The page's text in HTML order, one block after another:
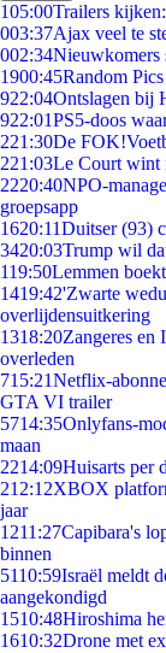
105:00Trailers
003:37Ajax veel te
002:34Nieuwkomers
1900:45Random
922:04Ontslagen bij
922:01PS5-doos
221:30De
221:03Le Court wint
2220:40NPO-
groepsapp
1620:11Duitser (93)
3420:03Trump wil
119:50Lemmen
1419:42'Zwarte
overlijdensuitkering
1318:20Zangeres en
overleden
715:21Netflix-
GTA VI trailer
5714:35Onlyfans-
maan
2214:09Huisarts per
212:12XBOX
jaar
1211:27Capibara's
binnen
5110:59Israël meldt
aangekondigd
1510:48Hiroshima
1610:32Drone met